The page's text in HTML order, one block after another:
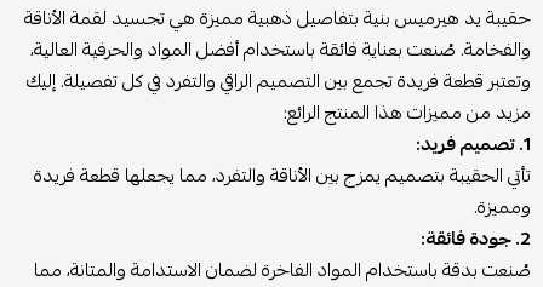
حقيبة يد هيرميس بنية بتفاصيل ذهبية مميزة هي تجسيد لقمة الأناقة
والفخامة. صُنعت بعناية فائقة باستخدام أفضل المواد والحرفية العالية،
وتعتبر قطعة فريدة تجمع بين التصميم الراقي والتفرد في كل تفصيلة. إليك
مزيد من مميزات هذا المنتج الرائع:
1. تصميم فريد:
تأتي الحقيبة بتصميم يمزج بين الأناقة والتفرد، مما يجعلها قطعة فريدة
ومميزة.
2. جودة فائقة:
صُنعت بدقة باستخدام المواد الفاخرة لضمان الاستدامة والمتانة، مما